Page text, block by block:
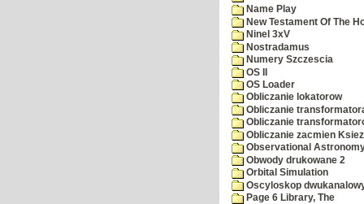
Name Play
New Testament Of The
Ninel 3xV
Nostradamus
Numery Szczescia
OS II
OS Loader
Obliczanie lokatorow
Obliczanie
Obliczanie
Obliczanie zacmien
Observational
Obwody drukowane 2
Orbital Simulation
Oscyloskop
Page 6 Library, The